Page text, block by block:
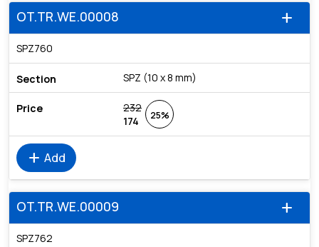
add
OT.TR.WE.00008
SPZ760
SPZ (10 x 8 mm)
232
174
25%
add Add
add
OT.TR.WE.00009
SPZ762